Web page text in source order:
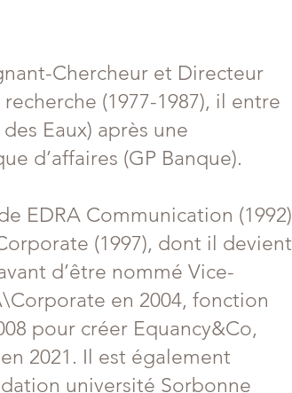
Chercheur et Directeur
(1977-1987), il entre
Eaux) après une
d’affaires (GP Banque).
EDRA Communication (1992)
(1997), dont il devient
d’être nommé Vice-
en 2004, fonction
pour créer Equancy&Co,
2021. Il est également
université Sorbonne